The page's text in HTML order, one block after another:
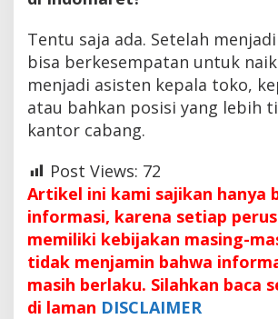
Tentu saja ada. Setelah
bisa berkesempatan untuk
menjadi asisten kepala toko,
atau bahkan posisi yang lebih
kantor cabang.
Post Views: 72
Artikel ini kami sajikan hanya
informasi, karena setiap
memiliki kebijakan masing-
tidak menjamin bahwa
masih berlaku. Silahkan baca
di laman DISCLAIMER